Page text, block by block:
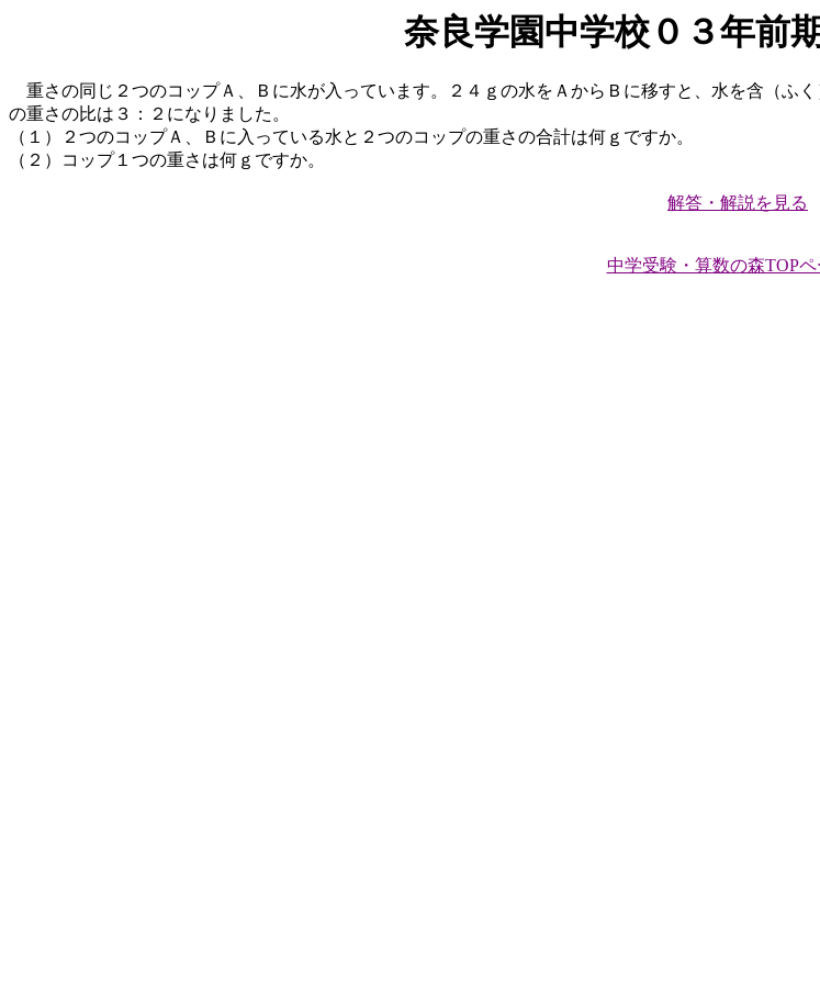
奈良学園中学校０３年前
重さの同じ２つのコップＡ、Ｂに水が入っています。２４ｇの水をＡからＢに移すと、水を含（ふ
の重さの比は３：２になりました。
（１）２つのコップＡ、Ｂに入っている水と２つのコップの重さの合計は何ｇですか。
（２）コップ１つの重さは何ｇですか。
解答・解説を見る
中学受験・算数の森TOP